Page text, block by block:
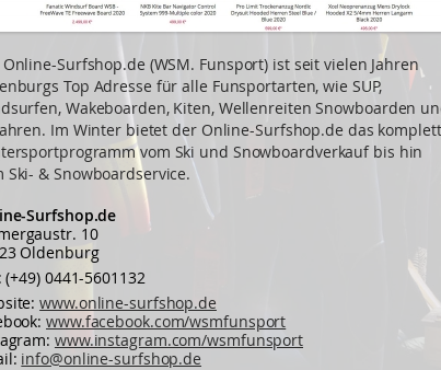
Online-Surfshop.de (WSM. Funsport) ist seit vielen Jahren
Top Adresse für alle Funsportarten, wie SUP,
Wakeboarden, Kiten, Wellenreiten Snowboarden
Im Winter bietet der Online-Surfshop.de das
vom Ski und Snowboardverkauf bis hin
Ski- & Snowboardservice.
Surfshop.de
10
Oldenburg
(+49) 0441-5601132
www.online-surfshop.de
www.facebook.com/wsmfunsport
www.instagram.com/wsmfunsport
info@online-surfshop.de